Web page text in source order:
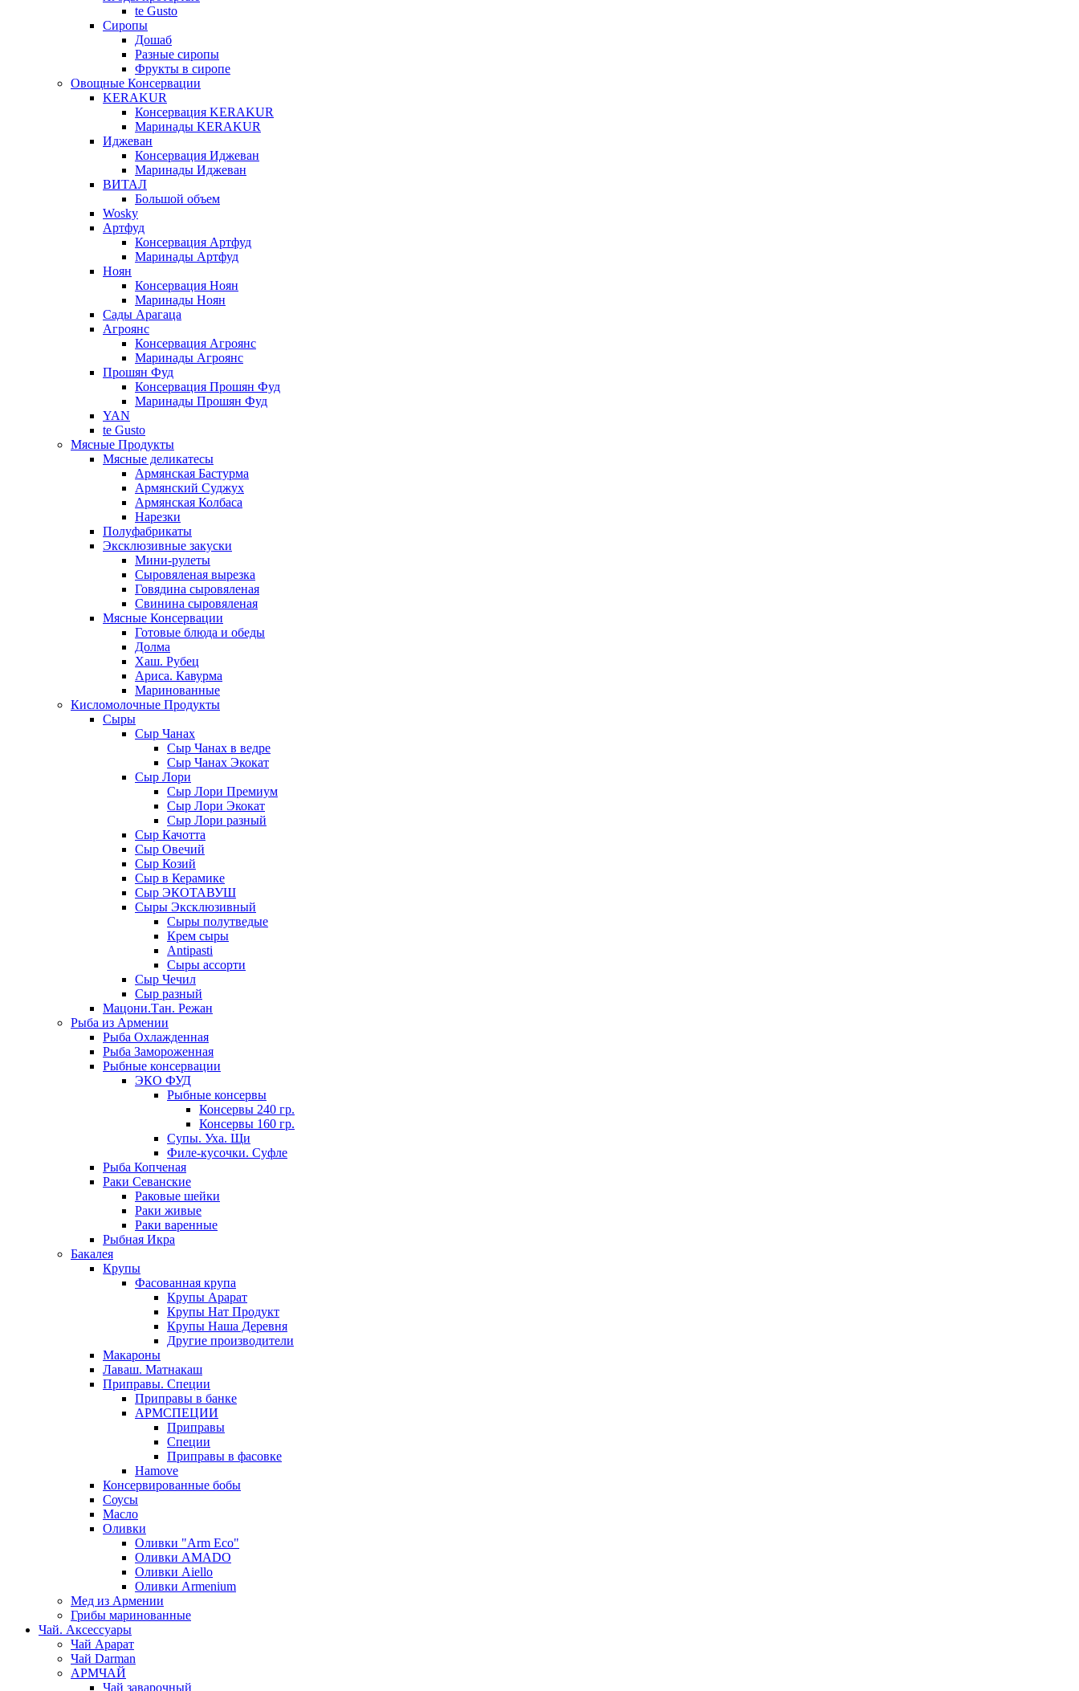
te Gusto
Сиропы
Дошаб
Разные сиропы
Фрукты в сиропе
Овощные Консервации
KERAKUR
Консервация KERAKUR
Маринады KERAKUR
Иджеван
Консервация Иджеван
Маринады Иджеван
ВИТАЛ
Большой объем
Wosky
Артфуд
Консервация Артфуд
Маринады Артфуд
Ноян
Консервация Ноян
Маринады Ноян
Сады Арагаца
Агроянс
Консервация Агроянс
Маринады Агроянс
Прошян Фуд
Консервация Прошян Фуд
Маринады Прошян Фуд
YAN
te Gusto
Мясные Продукты
Мясные деликатесы
Армянская Бастурма
Армянский Суджух
Армянская Колбаса
Нарезки
Полуфабрикаты
Эксклюзивные закуски
Мини-рулеты
Сыровяленая вырезка
Говядина сыровяленая
Свинина сыровяленая
Мясные Консервации
Готовые блюда и обеды
Долма
Хаш. Рубец
Ариса. Кавурма
Маринованные
Кисломолочные Продукты
Сыры
Сыр Чанах
Сыр Чанах в ведре
Сыр Чанах Экокат
Сыр Лори
Сыр Лори Премиум
Сыр Лори Экокат
Сыр Лори разный
Сыр Качотта
Сыр Овечий
Сыр Козий
Сыр в Керамике
Сыр ЭКОТАВУШ
Сыры Эксклюзивный
Сыры полутведые
Крем сыры
Antipasti
Сыры ассорти
Сыр Чечил
Сыр разный
Мацони.Тан. Режан
Рыба из Армении
Рыба Охлажденная
Рыба Замороженная
Рыбные консервации
ЭКО ФУД
Рыбные консервы
Консервы 240 гр.
Консервы 160 гр.
Супы. Уха. Щи
Филе-кусочки. Суфле
Рыба Копченая
Раки Севанские
Раковые шейки
Раки живые
Раки варенные
Рыбная Икра
Бакалея
Крупы
Фасованная крупа
Крупы Арарат
Крупы Нат Продукт
Крупы Наша Деревня
Другие производители
Макароны
Лаваш. Матнакаш
Приправы. Специи
Приправы в банке
АРМСПЕЦИИ
Приправы
Специи
Приправы в фасовке
Hamove
Консервированные бобы
Соусы
Масло
Оливки
Оливки "Arm Eco"
Оливки AMADO
Оливки Aiello
Оливки Armenium
Мед из Армении
Грибы маринованные
Чай. Аксессуары
Чай Арарат
Чай Darman
АРМЧАЙ
Чай заварочный